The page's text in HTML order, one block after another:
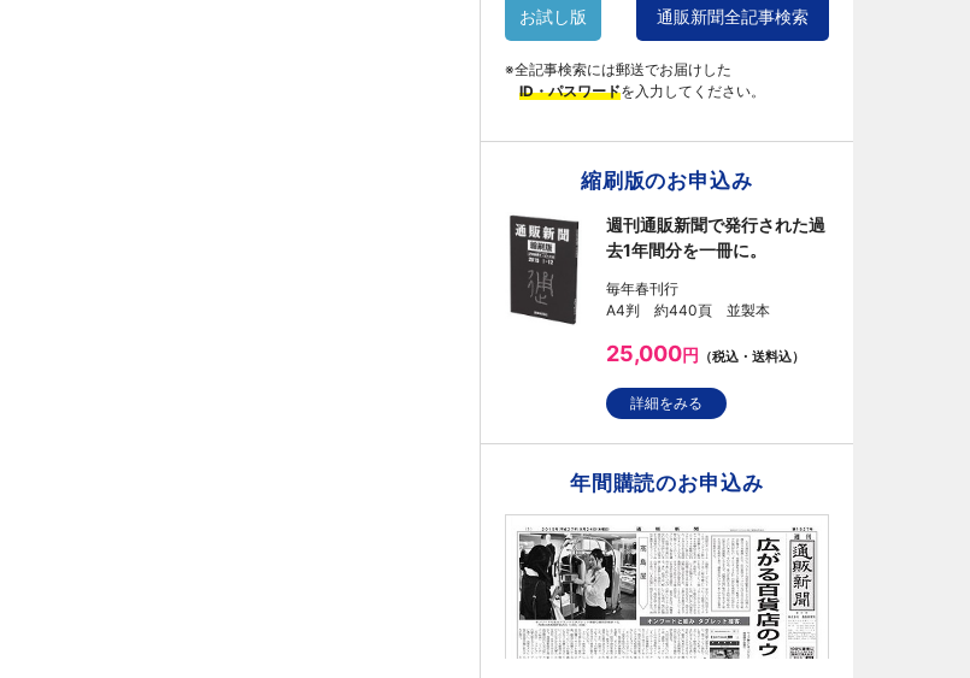
お試し版 通販新聞全記事検索
※全記事検索には郵送でお届けした
ID・パスワードを入力してください。
縮刷版のお申込み
週刊通販新聞で発行された過
去1年間分を一冊に。
毎年春刊行
A4判 約440頁 並製本
25,000円 （税込・送料込）
詳細をみる
年間購読のお申込み